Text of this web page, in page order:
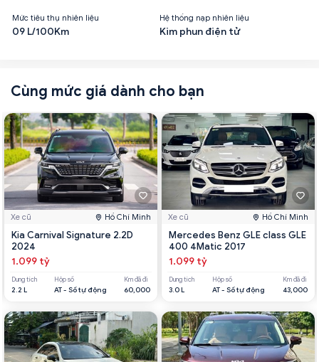
Mức tiêu thụ nhiên liệu
09 L/100Km
Hệ thống nạp nhiên liệu
Kim phun điện tử
Cùng mức giá dành cho bạn
Xe cũ Hồ Chí Minh
Kia Carnival Signature 2.2D
2024
1.099 tỷ
Dung tích
2.2 L
Hộp số
AT - Số tự động
Km đã đi
60,000
Xe cũ Hồ Chí Minh
Mercedes Benz GLE class GLE
400 4Matic 2017
1.099 tỷ
Dung tích
3.0 L
Hộp số
AT - Số tự động
Km đã đi
43,000